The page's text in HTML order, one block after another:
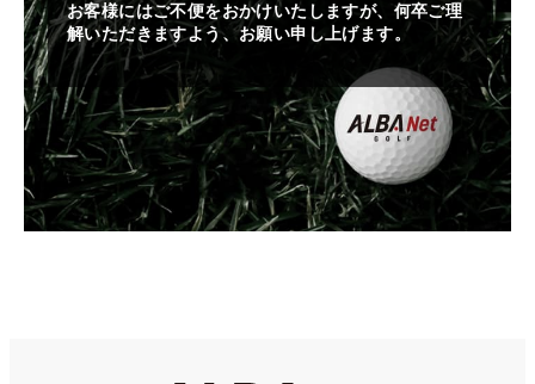
お客様にはご不便をおかけいたしますが、何卒ご理
解いただきますよう、お願い申し上げます。